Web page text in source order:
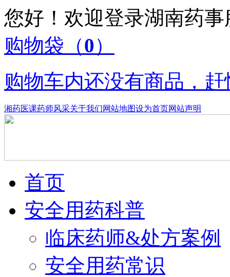
您好！欢迎登录湖南药
购物袋 （0）
购物车内还没有商品，
湘药医课药师风采关于我们网站地图设为首页网站声明
首页
安全用药科普
临床药师&处方案例
安全用药常识